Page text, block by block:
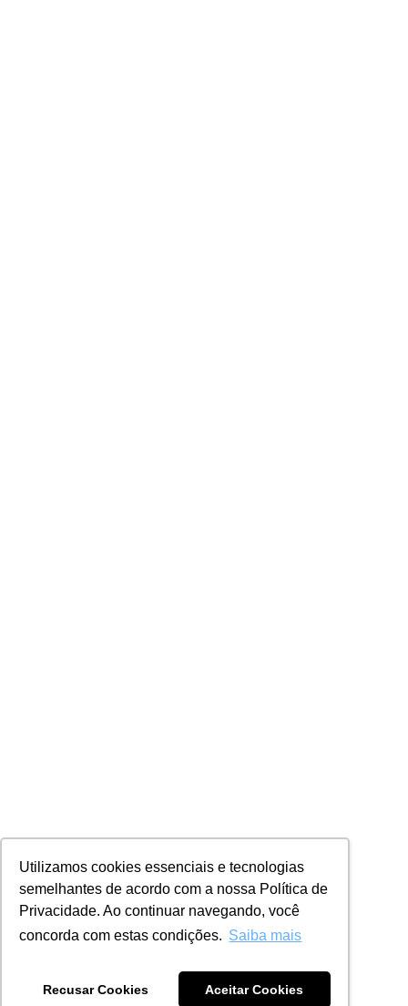
Utilizamos cookies essenciais e tecnologias
semelhantes de acordo com a nossa Política de
Privacidade. Ao continuar navegando, você
concorda com estas condições. Saiba mais
Recusar Cookies Aceitar Cookies